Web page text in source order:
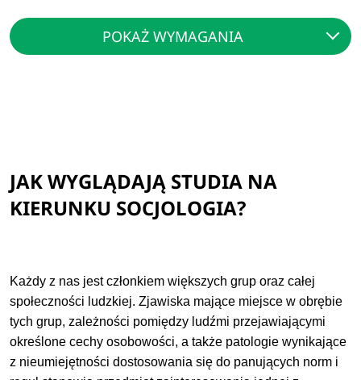
POKAŻ WYMAGANIA
JAK WYGLĄDAJĄ STUDIA NA
KIERUNKU SOCJOLOGIA?
Każdy z nas jest członkiem większych grup oraz całej
społeczności ludzkiej. Zjawiska mające miejsce w obrębie
tych grup, zależności pomiędzy ludźmi przejawiającymi
określone cechy osobowości, a także patologie wynikające
z nieumiejętności dostosowania się do panujących norm i